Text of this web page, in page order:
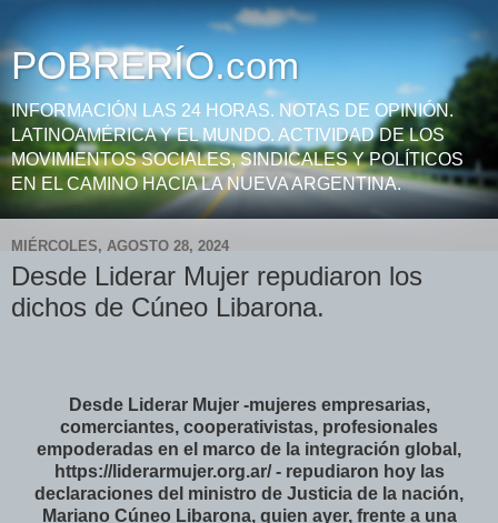
POBRERÍO.com
INFORMACIÓN LAS 24 HORAS. NOTAS DE OPINIÓN.
LATINOAMÉRICA Y EL MUNDO. ACTIVIDAD DE LOS
MOVIMIENTOS SOCIALES, SINDICALES Y POLÍTICOS
EN EL CAMINO HACIA LA NUEVA ARGENTINA.
MIÉRCOLES, AGOSTO 28, 2024
Desde Liderar Mujer repudiaron los
dichos de Cúneo Libarona.
Desde Liderar Mujer -mujeres empresarias,
comerciantes, cooperativistas, profesionales
empoderadas en el marco de la integración global,
https://liderarmujer.org.ar/ - repudiaron hoy las
declaraciones del ministro de Justicia de la nación,
Mariano Cúneo Libarona, quien ayer, frente a una